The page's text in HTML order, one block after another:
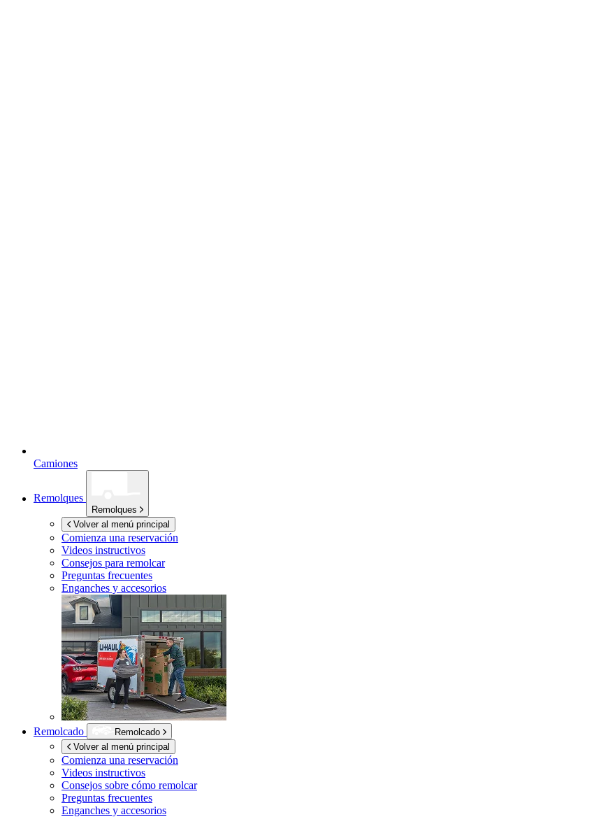
Camiones
Remolques
Remolques
Volver al menú principal
Comienza una reservación
Videos instructivos
Consejos para remolcar
Preguntas frecuentes
Enganches y accesorios
Remolcado
Remolcado
Volver al menú principal
Comienza una reservación
Videos instructivos
Consejos sobre cómo remolcar
Preguntas frecuentes
Enganches y accesorios